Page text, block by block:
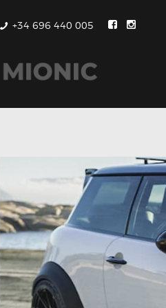
+34 696 440 005